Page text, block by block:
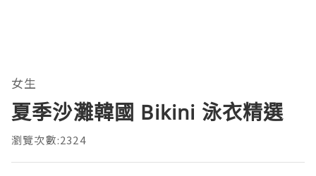
女生
夏季沙灘韓國 Bikini 泳衣精選
瀏覽次數:2324